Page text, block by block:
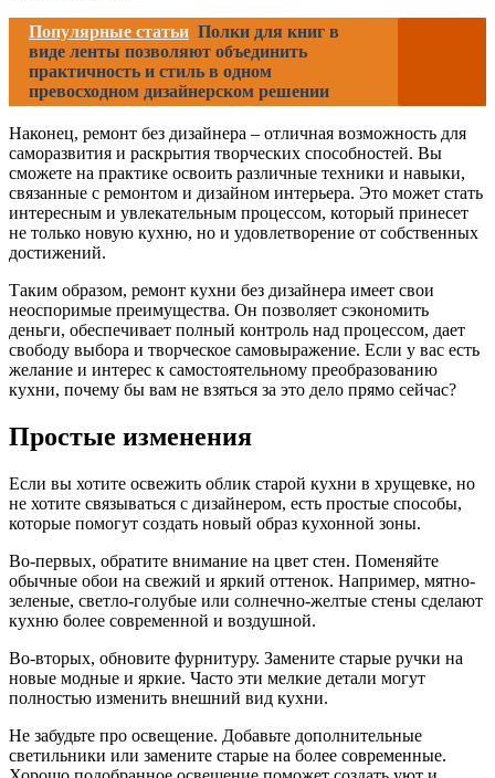
Популярные статьи Полки для книг в
виде ленты позволяют объединить
практичность и стиль в одном
превосходном дизайнерском решении
Наконец, ремонт без дизайнера – отличная возможность для
саморазвития и раскрытия творческих способностей. Вы
сможете на практике освоить различные техники и навыки,
связанные с ремонтом и дизайном интерьера. Это может стать
интересным и увлекательным процессом, который принесет
не только новую кухню, но и удовлетворение от собственных
достижений.
Таким образом, ремонт кухни без дизайнера имеет свои
неоспоримые преимущества. Он позволяет сэкономить
деньги, обеспечивает полный контроль над процессом, дает
свободу выбора и творческое самовыражение. Если у вас есть
желание и интерес к самостоятельному преобразованию
кухни, почему бы вам не взяться за это дело прямо сейчас?
Простые изменения
Если вы хотите освежить облик старой кухни в хрущевке, но
не хотите связываться с дизайнером, есть простые способы,
которые помогут создать новый образ кухонной зоны.
Во-первых, обратите внимание на цвет стен. Поменяйте
обычные обои на свежий и яркий оттенок. Например, мятно-
зеленые, светло-голубые или солнечно-желтые стены сделают
кухню более современной и воздушной.
Во-вторых, обновите фурнитуру. Замените старые ручки на
новые модные и яркие. Часто эти мелкие детали могут
полностью изменить внешний вид кухни.
Не забудьте про освещение. Добавьте дополнительные
светильники или замените старые на более современные.